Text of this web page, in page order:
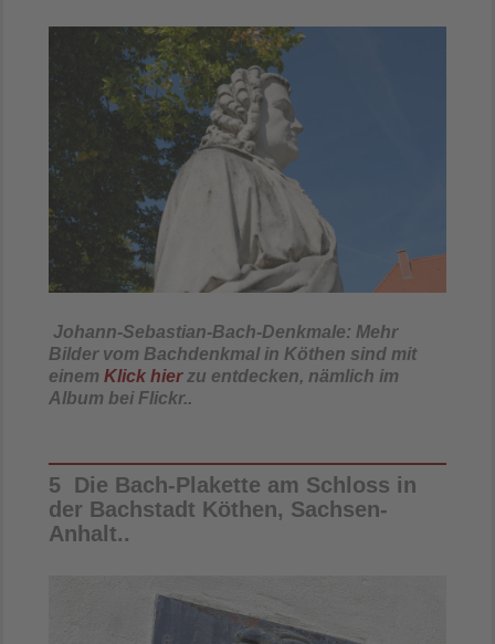
Johann-Sebastian-Bach-Denkmale: Mehr
Bilder vom Bachdenkmal in Köthen sind mit
einem Klick hier zu entdecken, nämlich im
Album bei Flickr..
5 Die Bach-Plakette am Schloss in
der Bachstadt Köthen, Sachsen-
Anhalt..